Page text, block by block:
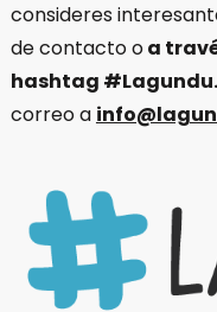
consideres
de contacto oa
hashtag #Lagundu.
correo a